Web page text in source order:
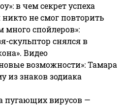
в чем секрет успеха
не смог повторить
спойлеров»:
скульптор снялся в
Видео
возможности»: Тамара
из знаков зодиака
пугающих вирусов —